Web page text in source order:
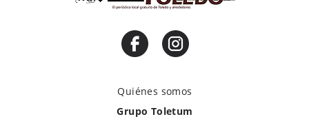
Quiénes somos
Grupo Toletum